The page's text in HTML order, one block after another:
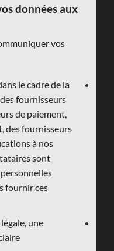
données aux
vos
le cadre de la
fournisseurs
de paiement,
des fournisseurs
à nos
sont
fournir ces
une
;